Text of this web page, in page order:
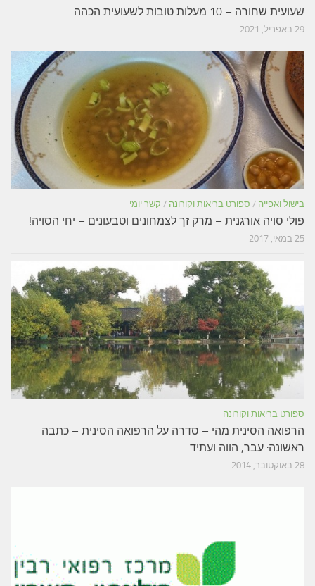
שעועית שחורה – 10 מעלות טובות לשעועית הכהה
29 באפריל, 2021
בישול ואפייה / ספורט בריאות וקורונה / קשר יומי
פולי סויה אורגנית – מרק זך לצמחונים וטבעונים – יחי הסויה!
25 במאי, 2017
ספורט בריאות וקורונה
הרפואה הסינית מהי – סדרה על הרפואה הסינית – כתבה
ראשונה: עבר, הווה ועתיד
28 באוקטובר, 2014